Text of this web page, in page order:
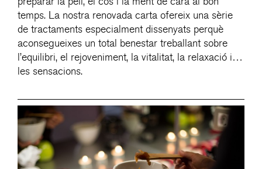
temps. La nostra renovada carta ofereix una sèrie
de tractaments especialment dissenyats perquè
aconsegueixes un total benestar treballant sobre
l’equilibri, el rejoveniment, la vitalitat, la relaxació i…
les sensacions.